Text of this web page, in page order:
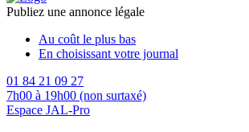
Publiez une annonce légale
Au coût le plus bas
En choisissant votre journal
01 84 21 09 27
7h00 à 19h00 (non surtaxé)
Espace JAL-Pro